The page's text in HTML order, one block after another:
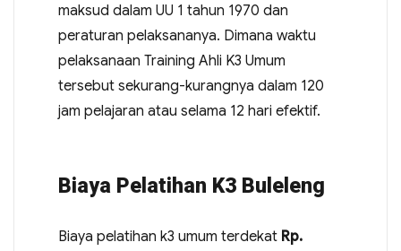
maksud dalam UU 1 tahun 1970 dan
peraturan pelaksananya. Dimana waktu
pelaksanaan Training Ahli K3 Umum
tersebut sekurang-kurangnya dalam 120
jam pelajaran atau selama 12 hari efektif.
Biaya Pelatihan K3 Buleleng
Biaya pelatihan k3 umum terdekat Rp.